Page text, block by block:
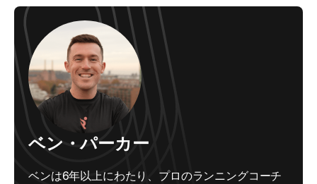
ベン・パーカー
ベンは6年以上にわたり、プロのランニングコーチ